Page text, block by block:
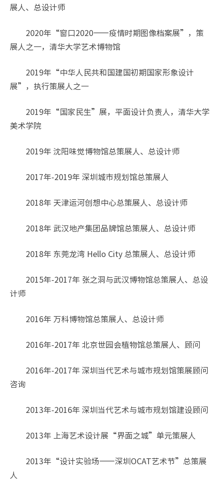
展人、总设计师
2020年“窗口2020——疫情时期图像档案展”，策
展人之一，清华大学艺术博物馆
2019年“中华人民共和国建国初期国家形象设计
展”，执行策展人之一
2019年“国家民生”展，平面设计负责人，清华大学
美术学院
2019年 沈阳味觉博物馆总策展人、总设计师
2017年-2019年 深圳城市规划馆总策展人
2018年 天津运河创想中心总策展人、总设计师
2018年 武汉地产集团品牌馆总策展人、总设计师
2018年 东莞龙湾 Hello City 总策展人、总设计师
2015年-2017年 张之洞与武汉博物馆总策展人、总设
计师
2016年 万科博物馆总策展人、总设计师
2016年-2017年 北京世园会植物馆总策展人、顾问
2016年-2017年 深圳当代艺术与城市规划馆策展顾问
咨询
2013年-2016年 深圳当代艺术与城市规划馆建设顾问
2013年 上海艺术设计展“界面之城”单元策展人
2013年“设计实验场——深圳OCAT艺术节”总策展
人